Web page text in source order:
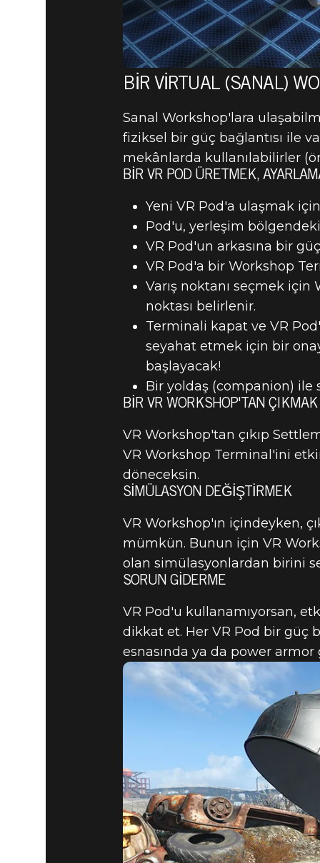
BIR VIRTUAL (SANAL)
Sanal Workshop'lara
fiziksel bir güç bağlantısı ile
mekânlarda kullanılabilirler
BIR VR POD ÜRETMEK,
Yeni VR Pod'a ulaşmak
Pod'u, yerleşim
VR Pod'un arkasına bir
VR Pod'a bir Workshop
Varış noktanı seçmek
noktası belirlenir.
Terminali kapat ve VR
seyahat etmek için bir
başlayacak!
Bir yoldaş (companion) ile
BIR VR WORKSHOP'TAN ÇIKMAK
VR Workshop'tan çıkıp
VR Workshop Terminal'ini
döneceksin.
SIMÜLASYON DEĞIŞTIRMEK
VR Workshop'ın içindeyken,
mümkün. Bunun için VR
olan simülasyonlardan birini
SORUN GIDERME
VR Pod'u kullanamıyorsan,
dikkat et. Her VR Pod bir güç
esnasında ya da power